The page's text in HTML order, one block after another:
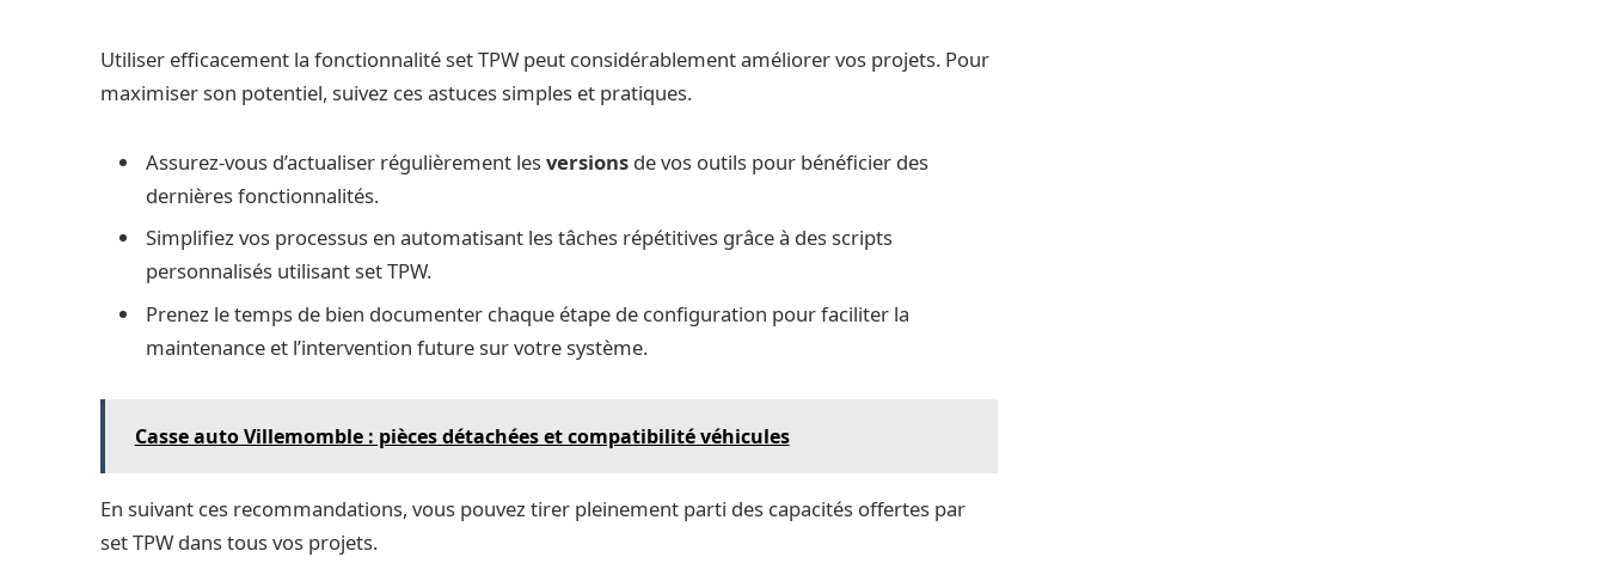
Utiliser efficacement la fonctionnalité set TPW peut considérablement améliorer vos projets. Pour
maximiser son potentiel, suivez ces astuces simples et pratiques.
Assurez-vous d’actualiser régulièrement lesversions de vos outils pour bénéficier des
dernières fonctionnalités.
Simplifiez vos processus en automatisant les tâches répétitives grâce à des scripts
personnalisés utilisant set TPW.
Prenez le temps de bien documenter chaque étape de configuration pour faciliter la
maintenance et l’intervention future sur votre système.
Casse auto Villemomble : pièces détachées et compatibilité véhicules
En suivant ces recommandations, vous pouvez tirer pleinement parti des capacités offertes par
set TPW dans tous vos projets.